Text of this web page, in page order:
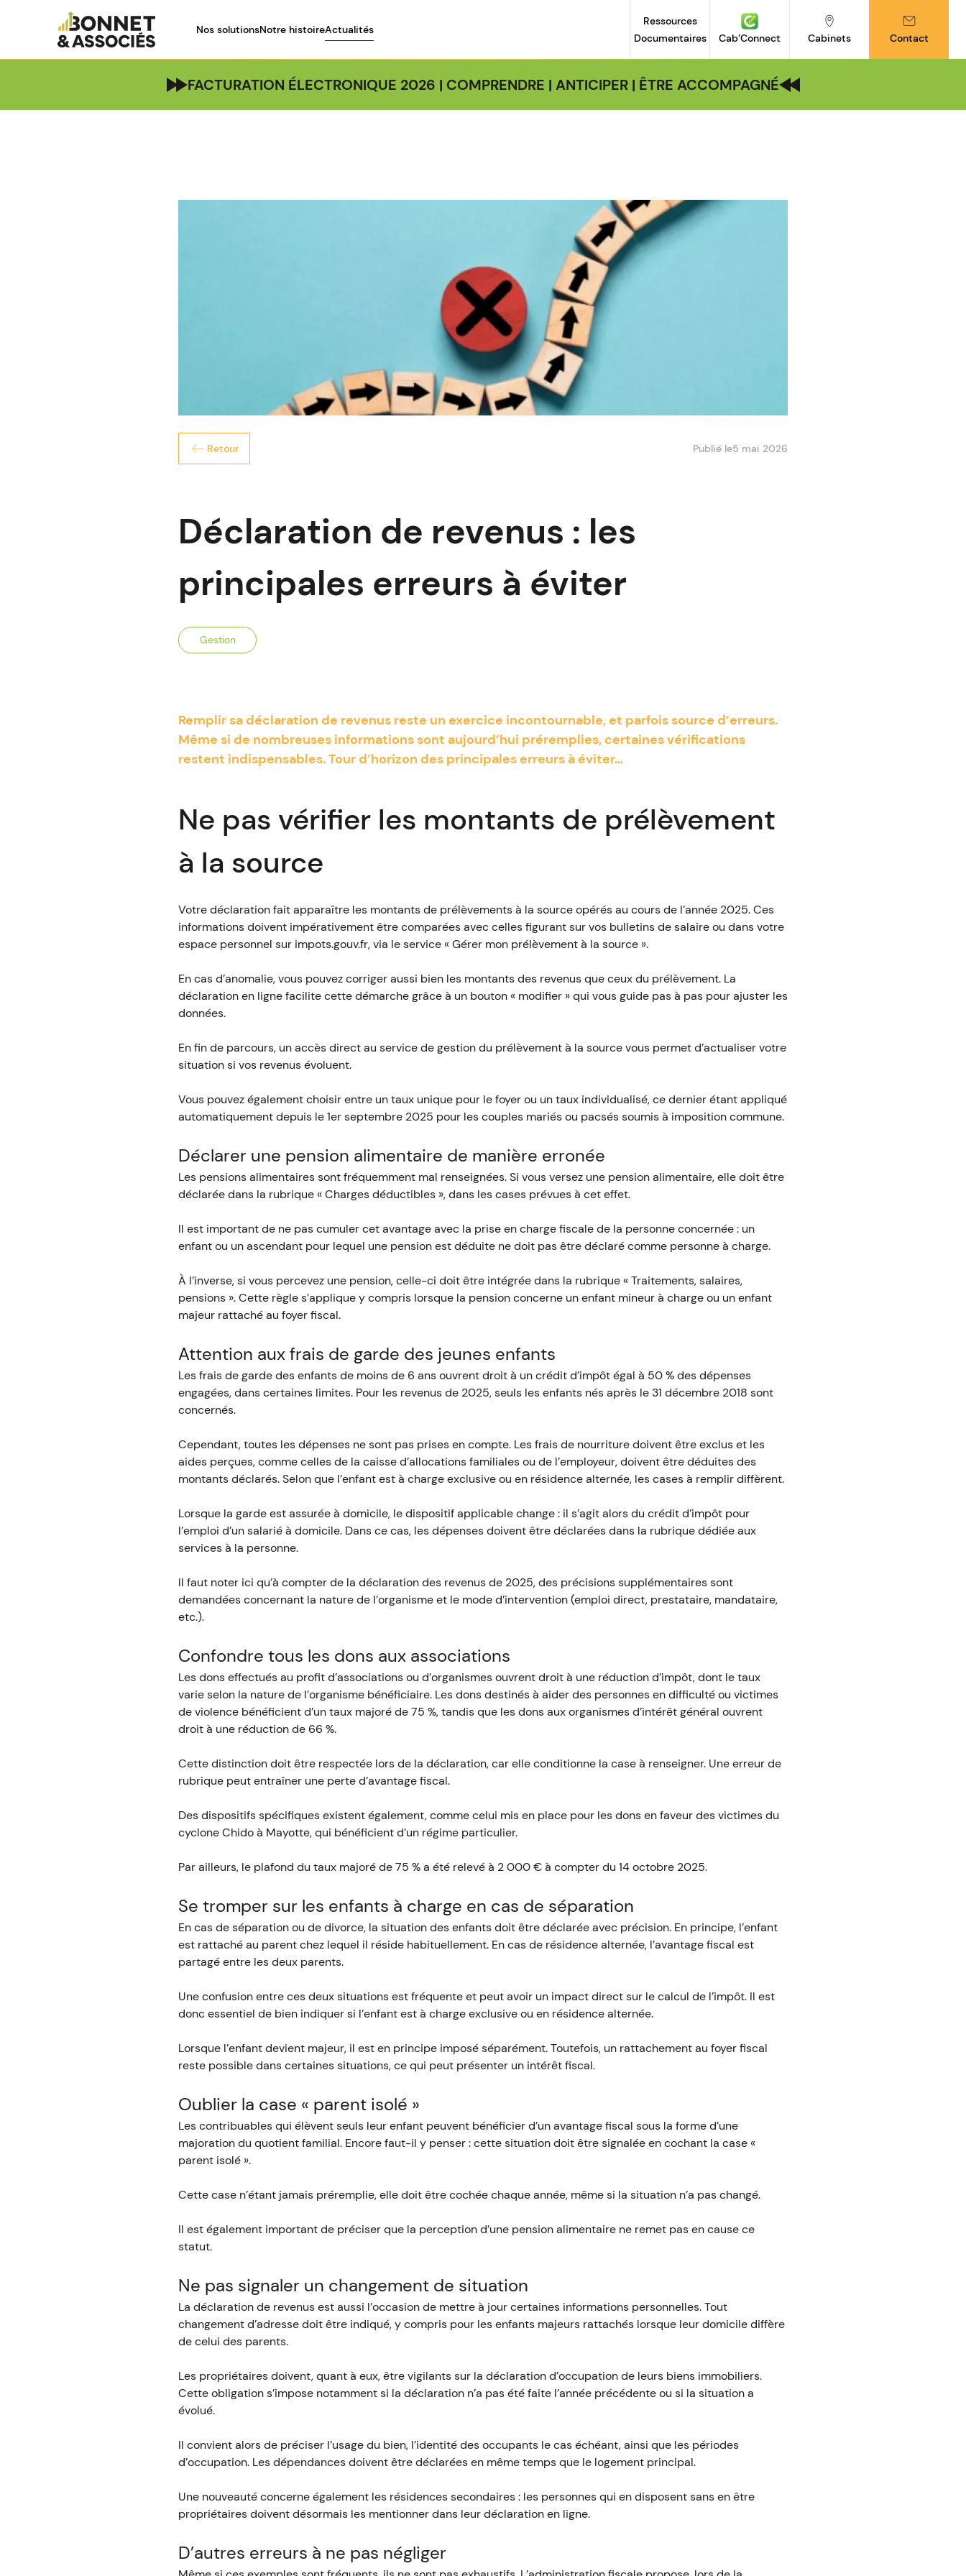
Nos solutionsNotre histoireActualités
Ressources
Documentaires
Cab’Connect Cabinets Contact
FACTURATION ÉLECTRONIQUE 2026 | COMPRENDRE | ANTICIPER | ÊTRE ACCOMPAGNÉ
Retour Publié le5 mai 2026
Déclaration de revenus : les
principales erreurs à éviter
Gestion
Remplir sa déclaration de revenus reste un exercice incontournable, et parfois source d’erreurs.
Même si de nombreuses informations sont aujourd’hui préremplies, certaines vérifications
restent indispensables. Tour d’horizon des principales erreurs à éviter…
Ne pas vérifier les montants de prélèvement
à la source
Votre déclaration fait apparaître les montants de prélèvements à la source opérés au cours de l’année 2025. Ces
informations doivent impérativement être comparées avec celles figurant sur vos bulletins de salaire ou dans votre
espace personnel sur impots.gouv.fr, via le service « Gérer mon prélèvement à la source ».
En cas d’anomalie, vous pouvez corriger aussi bien les montants des revenus que ceux du prélèvement. La
déclaration en ligne facilite cette démarche grâce à un bouton « modifier » qui vous guide pas à pas pour ajuster les
données.
En fin de parcours, un accès direct au service de gestion du prélèvement à la source vous permet d’actualiser votre
situation si vos revenus évoluent.
Vous pouvez également choisir entre un taux unique pour le foyer ou un taux individualisé, ce dernier étant appliqué
automatiquement depuis le 1er septembre 2025 pour les couples mariés ou pacsés soumis à imposition commune.
Déclarer une pension alimentaire de manière erronée
Les pensions alimentaires sont fréquemment mal renseignées. Si vous versez une pension alimentaire, elle doit être
déclarée dans la rubrique « Charges déductibles », dans les cases prévues à cet effet.
Il est important de ne pas cumuler cet avantage avec la prise en charge fiscale de la personne concernée : un
enfant ou un ascendant pour lequel une pension est déduite ne doit pas être déclaré comme personne à charge.
À l’inverse, si vous percevez une pension, celle-ci doit être intégrée dans la rubrique « Traitements, salaires,
pensions ». Cette règle s’applique y compris lorsque la pension concerne un enfant mineur à charge ou un enfant
majeur rattaché au foyer fiscal.
Attention aux frais de garde des jeunes enfants
Les frais de garde des enfants de moins de 6 ans ouvrent droit à un crédit d’impôt égal à 50 % des dépenses
engagées, dans certaines limites. Pour les revenus de 2025, seuls les enfants nés après le 31 décembre 2018 sont
concernés.
Cependant, toutes les dépenses ne sont pas prises en compte. Les frais de nourriture doivent être exclus et les
aides perçues, comme celles de la caisse d’allocations familiales ou de l’employeur, doivent être déduites des
montants déclarés. Selon que l’enfant est à charge exclusive ou en résidence alternée, les cases à remplir diffèrent.
Lorsque la garde est assurée à domicile, le dispositif applicable change : il s’agit alors du crédit d’impôt pour
l’emploi d’un salarié à domicile. Dans ce cas, les dépenses doivent être déclarées dans la rubrique dédiée aux
services à la personne.
Il faut noter ici qu’à compter de la déclaration des revenus de 2025, des précisions supplémentaires sont
demandées concernant la nature de l’organisme et le mode d’intervention (emploi direct, prestataire, mandataire,
etc.).
Confondre tous les dons aux associations
Les dons effectués au profit d’associations ou d’organismes ouvrent droit à une réduction d’impôt, dont le taux
varie selon la nature de l’organisme bénéficiaire. Les dons destinés à aider des personnes en difficulté ou victimes
de violence bénéficient d’un taux majoré de 75 %, tandis que les dons aux organismes d’intérêt général ouvrent
droit à une réduction de 66 %.
Cette distinction doit être respectée lors de la déclaration, car elle conditionne la case à renseigner. Une erreur de
rubrique peut entraîner une perte d’avantage fiscal.
Des dispositifs spécifiques existent également, comme celui mis en place pour les dons en faveur des victimes du
cyclone Chido à Mayotte, qui bénéficient d’un régime particulier.
Par ailleurs, le plafond du taux majoré de 75 % a été relevé à 2 000 € à compter du 14 octobre 2025.
Se tromper sur les enfants à charge en cas de séparation
En cas de séparation ou de divorce, la situation des enfants doit être déclarée avec précision. En principe, l’enfant
est rattaché au parent chez lequel il réside habituellement. En cas de résidence alternée, l’avantage fiscal est
partagé entre les deux parents.
Une confusion entre ces deux situations est fréquente et peut avoir un impact direct sur le calcul de l’impôt. Il est
donc essentiel de bien indiquer si l’enfant est à charge exclusive ou en résidence alternée.
Lorsque l’enfant devient majeur, il est en principe imposé séparément. Toutefois, un rattachement au foyer fiscal
reste possible dans certaines situations, ce qui peut présenter un intérêt fiscal.
Oublier la case « parent isolé »
Les contribuables qui élèvent seuls leur enfant peuvent bénéficier d’un avantage fiscal sous la forme d’une
majoration du quotient familial. Encore faut-il y penser : cette situation doit être signalée en cochant la case «
parent isolé ».
Cette case n’étant jamais préremplie, elle doit être cochée chaque année, même si la situation n’a pas changé.
Il est également important de préciser que la perception d’une pension alimentaire ne remet pas en cause ce
statut.
Ne pas signaler un changement de situation
La déclaration de revenus est aussi l’occasion de mettre à jour certaines informations personnelles. Tout
changement d’adresse doit être indiqué, y compris pour les enfants majeurs rattachés lorsque leur domicile diffère
de celui des parents.
Les propriétaires doivent, quant à eux, être vigilants sur la déclaration d’occupation de leurs biens immobiliers.
Cette obligation s’impose notamment si la déclaration n’a pas été faite l’année précédente ou si la situation a
évolué.
Il convient alors de préciser l’usage du bien, l’identité des occupants le cas échéant, ainsi que les périodes
d’occupation. Les dépendances doivent être déclarées en même temps que le logement principal.
Une nouveauté concerne également les résidences secondaires : les personnes qui en disposent sans en être
propriétaires doivent désormais les mentionner dans leur déclaration en ligne.
D’autres erreurs à ne pas négliger